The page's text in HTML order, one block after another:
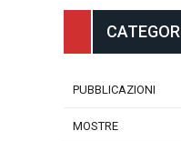
PUBBLICAZIONI
MOSTRE